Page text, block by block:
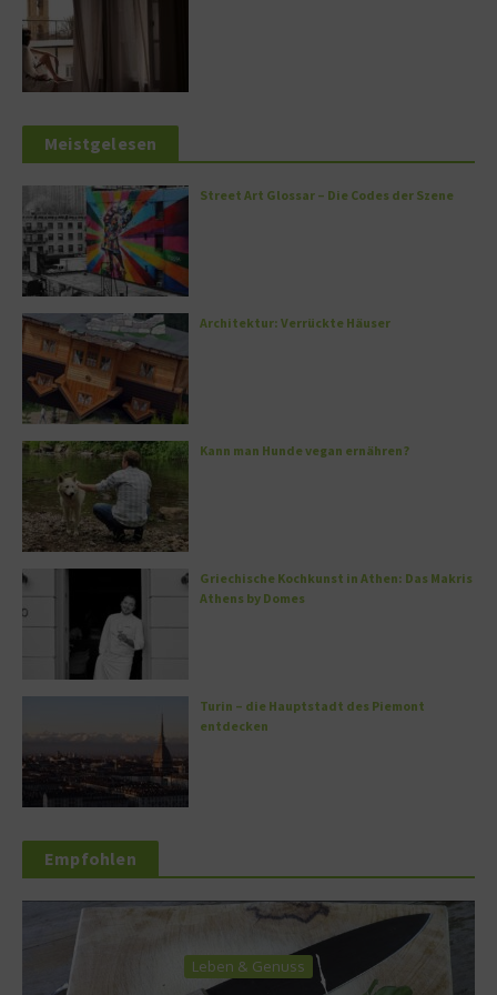
Meistgelesen
Street Art Glossar – Die Codes der Szene
Architektur: Verrückte Häuser
Kann man Hunde vegan ernähren?
Griechische Kochkunst in Athen: Das Makris
Athens by Domes
Turin – die Hauptstadt des Piemont
entdecken
Empfohlen
Leben & Genuss